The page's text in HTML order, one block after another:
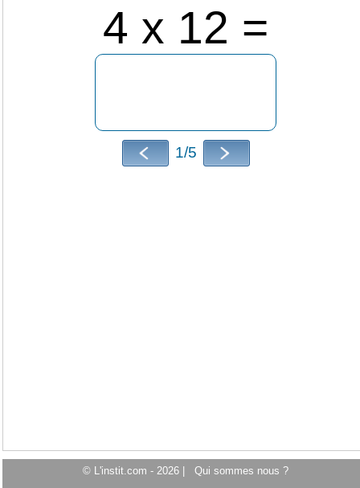
4 x 12 =
1/5
© L'instit.com - 2026 | Qui sommes nous ?